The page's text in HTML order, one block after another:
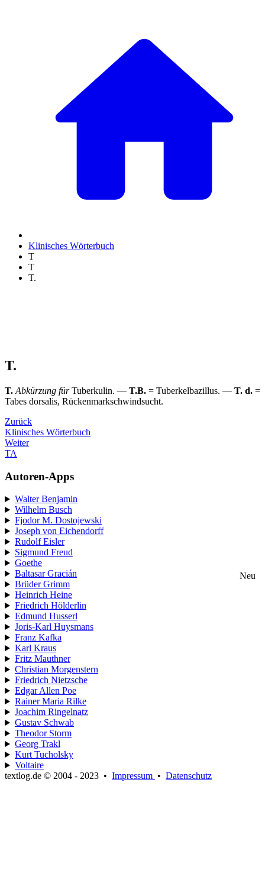
Klinisches Wörterbuch
T
T
T.
T.
T. Abkürzung fürTuberkulin. — T.B. = Tuberkelbazillus. — T. d. =
Tabes dorsalis, Rückenmarkschwindsucht.
Zurück
Klinisches Wörterbuch
Weiter
TA
Autoren-Apps
Walter Benjamin
Wilhelm Busch
Fjodor M. Dostojewski
Joseph von Eichendorff
Rudolf Eisler
Sigmund Freud
Goethe
Baltasar Gracián
Neu
Brüder Grimm
Heinrich Heine
Friedrich Hölderlin
Edmund Husserl
Joris-Karl Huysmans
Franz Kafka
Karl Kraus
Fritz Mauthner
Christian Morgenstern
Friedrich Nietzsche
Edgar Allen Poe
Rainer Maria Rilke
Joachim Ringelnatz
Gustav Schwab
Theodor Storm
Georg Trakl
Kurt Tucholsky
Voltaire
textlog.de © 2004 - 2023 • Impressum • Datenschutz